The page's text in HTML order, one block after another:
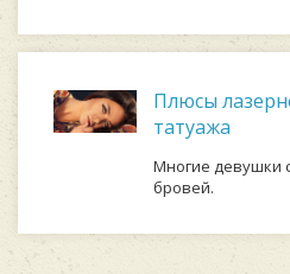
Плюсы
татуажа
Многие девушки
бровей.